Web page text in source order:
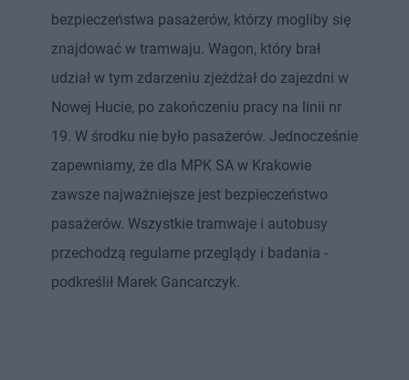
bezpieczeństwa pasażerów, którzy mogliby się
znajdować w tramwaju. Wagon, który brał
udział w tym zdarzeniu zjeżdżał do zajezdni w
Nowej Hucie, po zakończeniu pracy na linii nr
19. W środku nie było pasażerów. Jednocześnie
zapewniamy, że dla MPK SA w Krakowie
zawsze najważniejsze jest bezpieczeństwo
pasażerów. Wszystkie tramwaje i autobusy
przechodzą regularne przeglądy i badania -
podkreślił Marek Gancarczyk.